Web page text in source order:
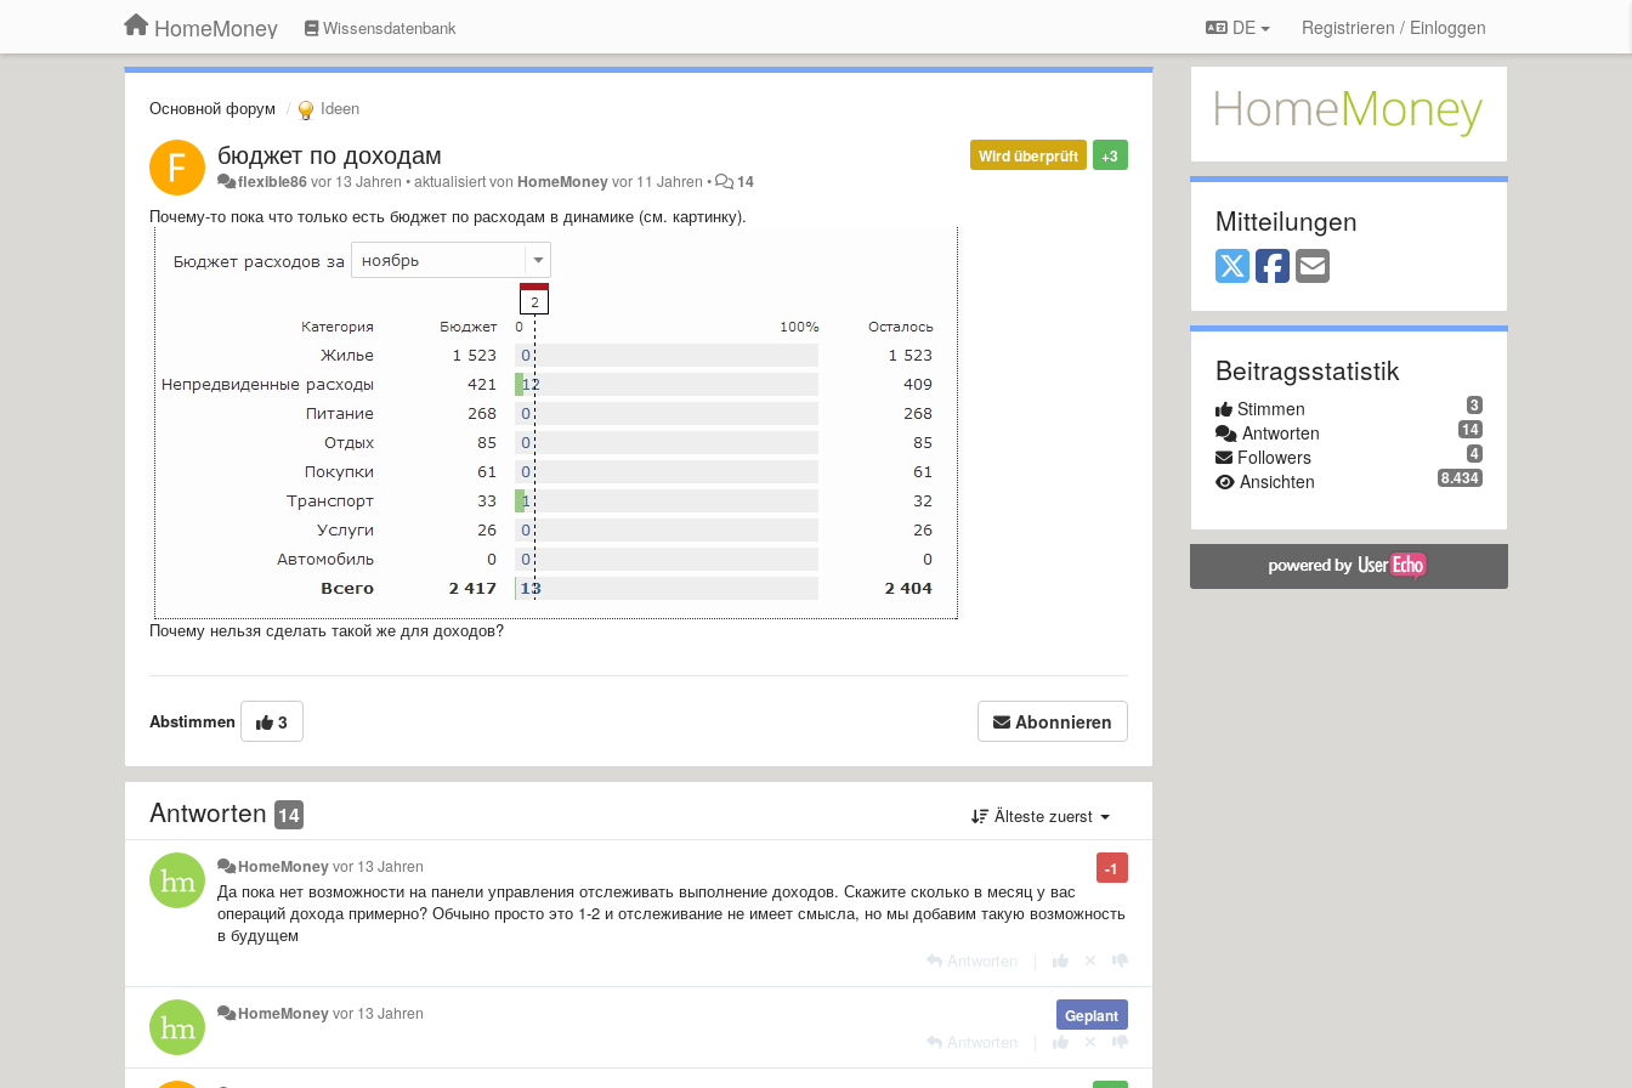
HomeMoney Wissensdatenbank DE Registrieren / Einloggen
Основной форум Ideen
+3
Wird überprüft
бюджет по доходам
flexible86vor 13 Jahren •aktualisiert von HomeMoneyvor 11 Jahren • 14
Почему-то пока что только есть бюджет по расходам в динамике (см. картинку).
Почему нельзя сделать такой же для доходов?
Abstimmen 3 Abonnieren
Antworten 14 Älteste zuerst
-1
HomeMoneyvor 13 Jahren
Да пока нет возможности на панели управления отслеживать выполнение доходов. Скажите сколько в месяц у вас
операций дохода примерно? Обчыно просто это 1-2 и отслеживание не имеет смысла, но мы добавим такую возможность
в будущем
Antworten
Geplant
HomeMoneyvor 13 Jahren
Antworten
Mitteilungen
Beitragsstatistik
3
Stimmen
14
Antworten
4
Followers
8.434
Ansichten